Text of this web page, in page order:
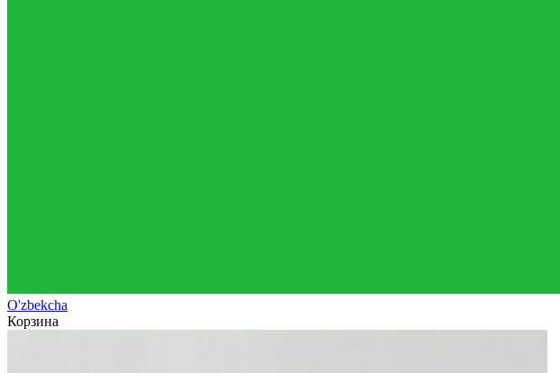
O'zbekcha
Корзина